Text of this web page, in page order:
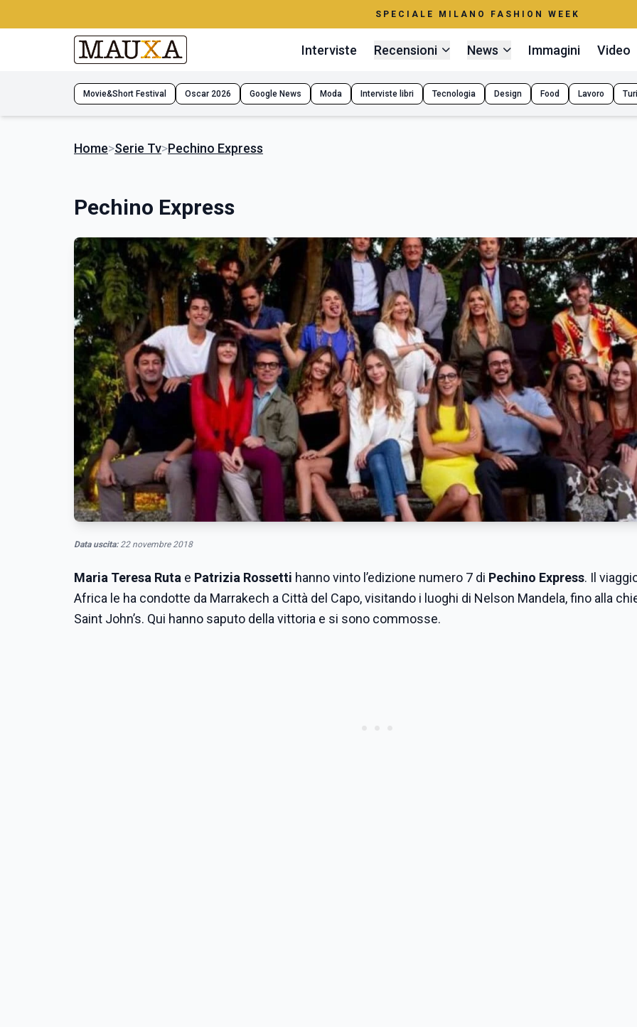
SPECIALE MILANO FASHION WEEK
Interviste Recensioni News Immagini Video
Movie&Short Festival Oscar 2026 Google News Moda Interviste libri Tecnologia Design Food Lavoro
Home>Serie Tv>Pechino Express
Pechino Express
Data uscita:22 novembre 2018
Maria Teresa Ruta e Patrizia Rossetti hanno vinto l’edizione numero 7 di Pechino Express. Il
Africa le ha condotte da Marrakech a Città del Capo, visitando i luoghi di Nelson Mandela, fino alla
Saint John’s. Qui hanno saputo della vittoria e si sono commosse.